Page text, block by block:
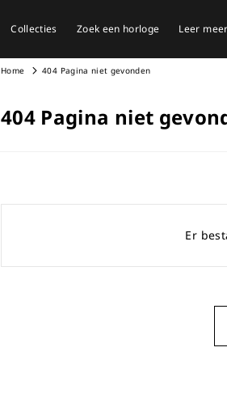
Collecties Zoek een horloge Leer
Home 404 Pagina niet gevonden
404 Pagina niet
Er